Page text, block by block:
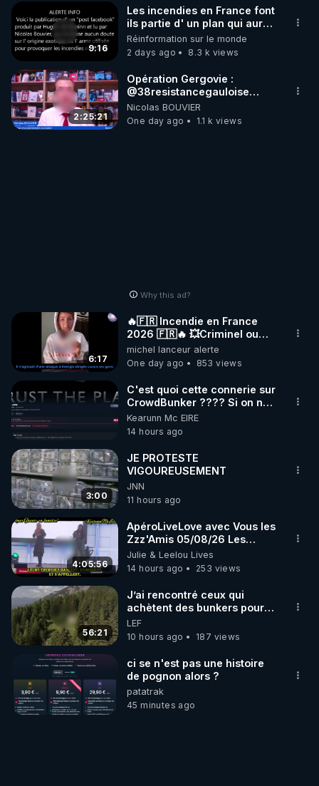
9:16
Les incendies en France font
ils partie d' un plan qui aurait
débuté le 11 septembre 2001
?
Réinformation sur le monde
2 days ago
8.3 k views
2:25:21
Opération Gergovie :
‪@38resistancegauloise‬
‪@MarionSigautOfficiel‬
‪@gladysriifard5710‬ Laëtitia
Nicolas BOUVIER
One day ago
1.1 k views
Why this ad?
6:17
🔥🇫🇷 Incendie en France
2026 🇫🇷🔥 💥Criminel ou
coincidence naturelle?💥
@NostraDamoucho
michel lanceur alerte
One day ago
853 views
C'est quoi cette connerie sur
CrowdBunker ???? Si on ne
peut plus publier, c'est un
peu de la censure. Ne payez
pas les boucliers pour voir
mes vidéos, c'est une
arnaque parce que ma
gratuits. Je préfère la voir
mourir que de voir mes
CrowdBunker s'est tiré une
balle dans le pied sans nos
chaines CrowdBunker n'est
plus rien. Migrez vers les
Odysee, et Tik-Tok", je vous
mettrai les liens en
commentaires. Bisous la
famille.
Kearunn Mc EIRE
14 hours ago
3:00
JE PROTESTE
VIGOUREUSEMENT
JNN
11 hours ago
4:05:56
ApéroLiveLove avec Vous les
Zzz'Amis 05/08/26 Les
Zzz'Infos Bonheur de Leelou
Julie & Leelou Lives
14 hours ago
253 views
56:21
J’ai rencontré ceux qui
achètent des bunkers pour
survivre à la fin du monde
LEF
10 hours ago
187 views
ci se n'est pas une histoire
de pognon alors ?
patatrak
45 minutes ago